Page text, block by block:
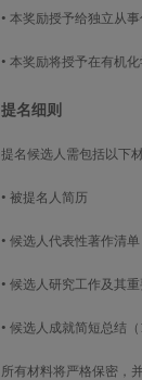
• 本奖励授予给独立从
• 本奖励将授予在有机
提名细则
提名候选人需包括以下
• 被提名人简历
• 候选人代表性著作清单
• 候选人研究工作及其重
• 候选人成就简短总结（
所有材料将严格保密，